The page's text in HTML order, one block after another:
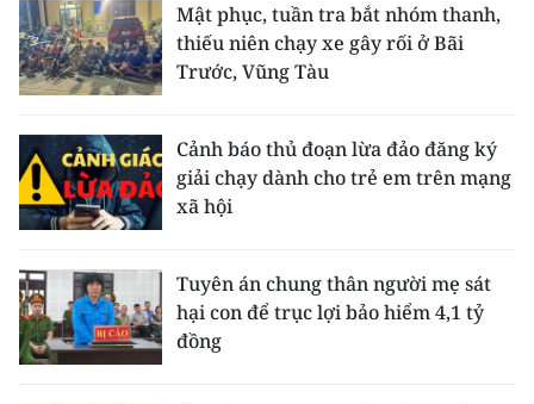
Mật phục, tuần tra bắt nhóm thanh,
thiếu niên chạy xe gây rối ở Bãi
Trước, Vũng Tàu
Cảnh báo thủ đoạn lừa đảo đăng ký
giải chạy dành cho trẻ em trên mạng
xã hội
Tuyên án chung thân người mẹ sát
hại con để trục lợi bảo hiểm 4,1 tỷ
đồng